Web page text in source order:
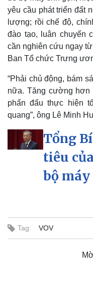
Doanh nhân
Vì cộng đồng
yêu cầu phát triển đất
lượng; rồi chế độ,
đào tạo, luân chuyển
cần nghiên cứu ngay
Ban Tổ chức Trưng
“Phải chủ động, bám
nữa. Tăng cường hơn
phấn đấu thực hiện
quang”, ông Lê Minh
Tổng
tiêu
bộ
Tag: VOV